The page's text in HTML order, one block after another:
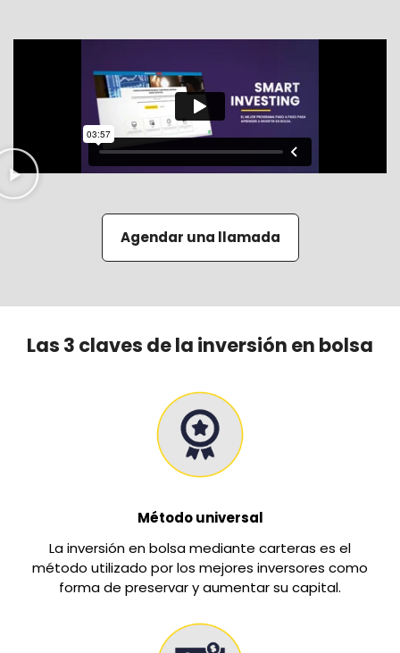
Agendar una llamada
Las 3 claves de la inversión en bolsa
Método universal
La inversión en bolsa mediante carteras es el
método utilizado por los mejores inversores como
forma de preservar y aumentar su capital.